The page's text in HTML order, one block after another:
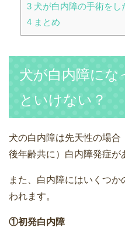
3犬が白内障の手術をし
4まとめ
犬が白内障にな
といけない？
犬の白内障は先天性の場
後年齢共に）白内障発症が
また、白内障にはいくつ
われます。
①初発白内障